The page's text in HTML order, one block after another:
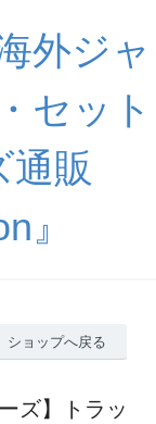
外ジャ
セット
通販
』
ショップへ戻る
ズ】トラッ